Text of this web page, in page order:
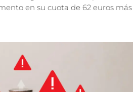
en su cuota de 62 euros más